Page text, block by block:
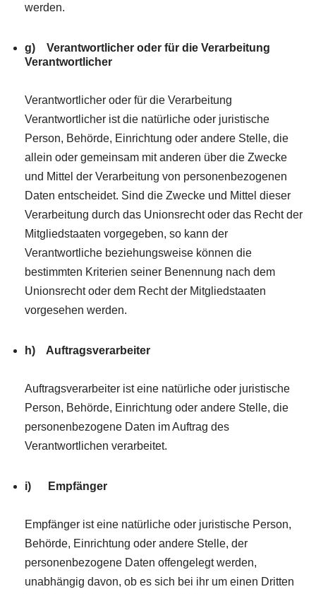
werden.
g) Verantwortlicher oder für die Verarbeitung
Verantwortlicher
Verantwortlicher oder für die Verarbeitung
Verantwortlicher ist die natürliche oder juristische
Person, Behörde, Einrichtung oder andere Stelle, die
allein oder gemeinsam mit anderen über die Zwecke
und Mittel der Verarbeitung von personenbezogenen
Daten entscheidet. Sind die Zwecke und Mittel dieser
Verarbeitung durch das Unionsrecht oder das Recht der
Mitgliedstaaten vorgegeben, so kann der
Verantwortliche beziehungsweise können die
bestimmten Kriterien seiner Benennung nach dem
Unionsrecht oder dem Recht der Mitgliedstaaten
vorgesehen werden.
h) Auftragsverarbeiter
Auftragsverarbeiter ist eine natürliche oder juristische
Person, Behörde, Einrichtung oder andere Stelle, die
personenbezogene Daten im Auftrag des
Verantwortlichen verarbeitet.
i) Empfänger
Empfänger ist eine natürliche oder juristische Person,
Behörde, Einrichtung oder andere Stelle, der
personenbezogene Daten offengelegt werden,
unabhängig davon, ob es sich bei ihr um einen Dritten